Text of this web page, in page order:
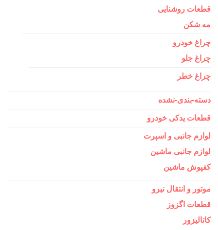
قطعات روشنایی
مه شکن
چراغ خودرو
چراغ جلو
چراغ خطر
دسته-بندی-نشده
قطعات یدکی خودرو
لوازم جانبی و اسپرت
لوازم جانبی ماشین
کفپوش ماشین
موتور و انتقال نیرو
قطعات اگزوز
کاتالیزور